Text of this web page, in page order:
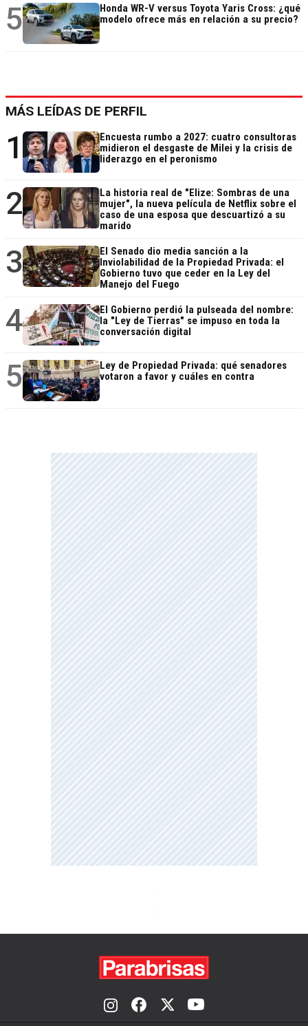
5
Honda WR-V versus Toyota Yaris Cross: ¿qué
modelo ofrece más en relación a su precio?
MÁS LEÍDAS DE PERFIL
1
Encuesta rumbo a 2027: cuatro consultoras
midieron el desgaste de Milei y la crisis de
liderazgo en el peronismo
2
La historia real de "Elize: Sombras de una
mujer", la nueva película de Netflix sobre el
caso de una esposa que descuartizó a su
marido
3
El Senado dio media sanción a la
Inviolabilidad de la Propiedad Privada: el
Gobierno tuvo que ceder en la Ley del
Manejo del Fuego
4
El Gobierno perdió la pulseada del nombre:
la "Ley de Tierras" se impuso en toda la
conversación digital
5
Ley de Propiedad Privada: qué senadores
votaron a favor y cuáles en contra